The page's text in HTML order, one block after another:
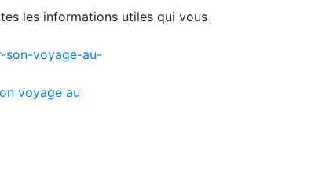
les informations utiles qui vous
voyage au